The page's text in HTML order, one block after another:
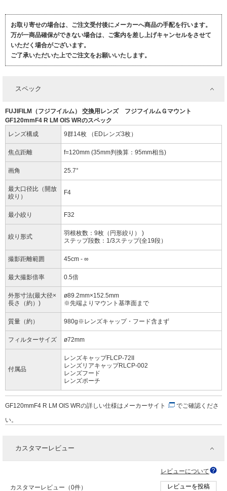
お取り寄せの場合は、ご注文受付後にメーカーへ商品の手配を行います。
万が一商品確保ができない場合は、ご案内を差し上げキャンセルをさせて
いただく場合がございます。
ご了承いただいた上でご注文をお願いいたします。
スペック
FUJIFILM（フジフイルム） 交換用レンズ フジフイルムＧマウント
GF120mmF4 R LM OIS WRのスペック
レンズ構成
9群14枚 （EDレンズ3枚）
焦点距離 f=120mm (35mm判換算：95mm相当)
画角 25.7°
最大口径比（開放
絞り）
F4
最小絞り F32
絞り形式
羽根枚数：9枚（円形絞り） )
ステップ段数：1/3ステップ(全19段）
撮影距離範囲 45cm - ∞
最大撮影倍率 0.5倍
外形寸法(最大径×
長さ（約）)
ø89.2mm×152.5mm
※先端よりマウント基準面まで
質量（約） 980g※レンズキャップ・フード含まず
フィルターサイズ ø72mm
付属品
レンズキャップFLCP-72II
レンズリアキャップRLCP-002
レンズフード
レンズポーチ
GF120mmF4 R LM OIS WRの詳しい仕様は メーカーサイト
でご確認くださ
い。
カスタマーレビュー
レビューについて
カスタマーレビュー（0件） レビューを投稿